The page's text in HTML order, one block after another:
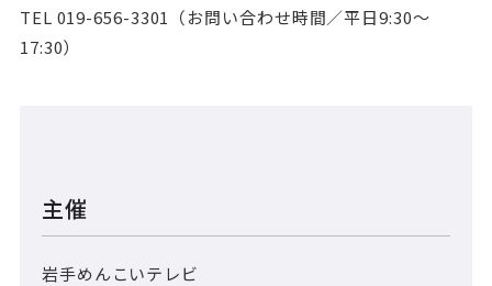
TEL 019-656-3301（お問い合わせ時間／平日9:30～
17:30）
主催
岩手めんこいテレビ